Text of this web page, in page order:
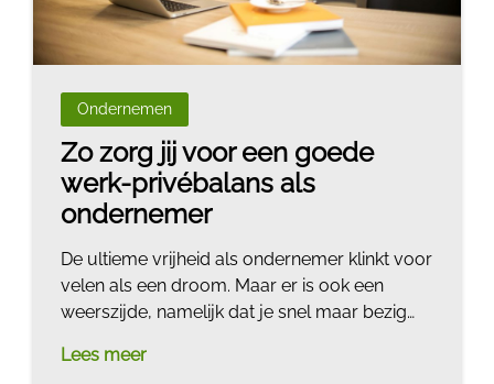
Ondernemen
Zo zorg jij voor een goede
werk-privébalans als
ondernemer
De ultieme vrijheid als ondernemer klinkt voor
velen als een droom. Maar er is ook een
weerszijde, namelijk dat je snel maar bezig
toekomt. Hoe zorg je als ondernemer nu voor
Lees meer